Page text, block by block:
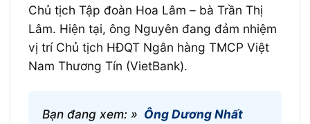
Chủ tịch Tập đoàn Hoa Lâm – bà Trần Thị
Lâm. Hiện tại, ông Nguyên đang đảm nhiệm
vị trí Chủ tịch HĐQT Ngân hàng TMCP Việt
Nam Thương Tín (VietBank).
Bạn đang xem: » Ông Dương Nhất